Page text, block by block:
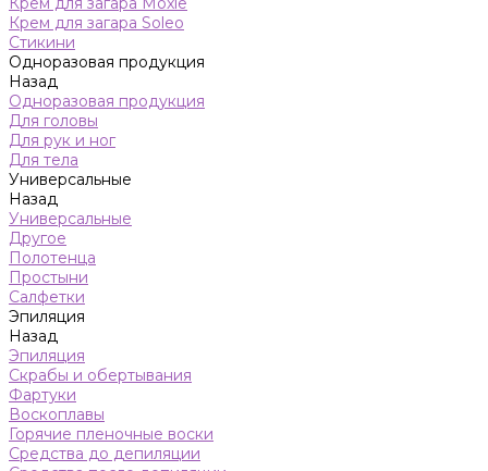
Крем для загара Soleo
Стикини
Одноразовая продукция
Назад
Одноразовая продукция
Для головы
Для рук и ног
Для тела
Универсальные
Назад
Универсальные
Другое
Полотенца
Простыни
Салфетки
Эпиляция
Назад
Эпиляция
Скрабы и обертывания
Фартуки
Воскоплавы
Горячие пленочные воски
Средства до депиляции